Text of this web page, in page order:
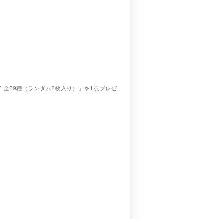
全29種（ランダム2枚入り）」を1点プレゼ